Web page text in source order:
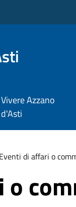
Vivere Azzano
d'Asti
Eventi di affari o